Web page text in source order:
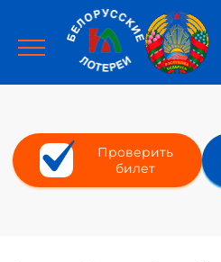
Проверить
билет